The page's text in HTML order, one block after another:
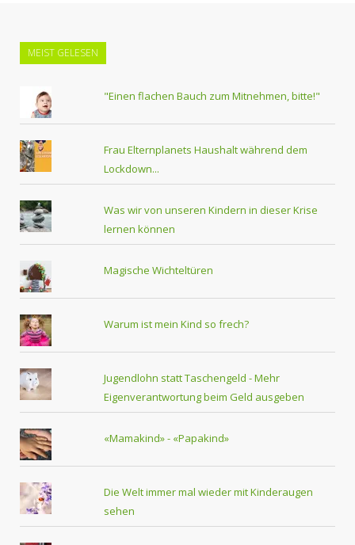
MEIST GELESEN
"Einen flachen Bauch zum Mitnehmen, bitte!"
Frau Elternplanets Haushalt während dem
Lockdown...
Was wir von unseren Kindern in dieser Krise
lernen können
Magische Wichteltüren
Warum ist mein Kind so frech?
Jugendlohn statt Taschengeld - Mehr
Eigenverantwortung beim Geld ausgeben
«Mamakind» - «Papakind»
Die Welt immer mal wieder mit Kinderaugen
sehen